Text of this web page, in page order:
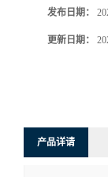
发布日期：
更新日期：
产品详请